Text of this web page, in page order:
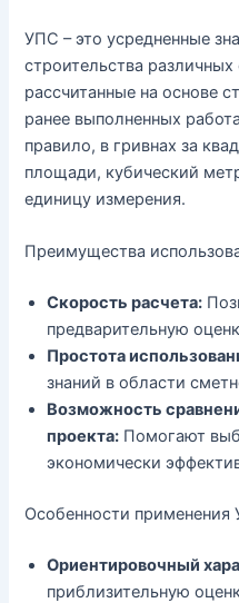
УПС – это усредненные
строительства
рассчитанные на основе
ранее выполненных
правило, в гривнах за
площади, кубический
единицу измерения.
Преимущества
Скорость расчета:
предварительную
Простота
знаний в области
Возможность
проекта: Помогают
экономически
Особенности применения
Ориентировочный
приблизительную